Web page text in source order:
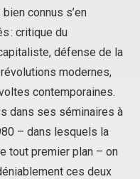
connus s’en
: critique du
défense de la
modernes,
contemporaines.
dans ses séminaires à
– dans lesquels la
tout premier plan – on
ces deux